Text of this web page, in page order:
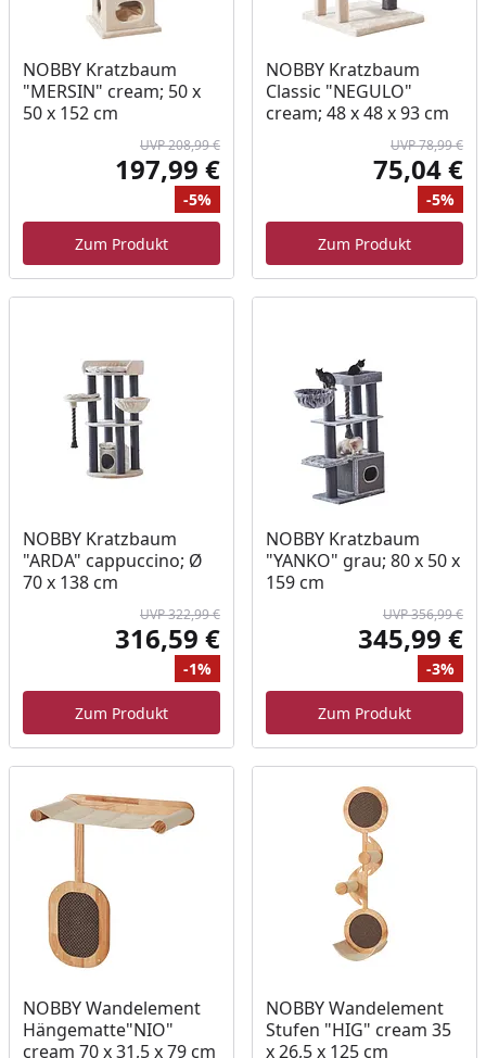
NOBBY Kratzbaum
"MERSIN" cream; 50 x
50 x 152 cm
Ursprünglicher Preis
UVP 208,99 €
Aktueller Preis
197,99 €
Rabatt
-5%
Zum Produkt
NOBBY Kratzbaum
Classic "NEGULO"
cream; 48 x 48 x 93 cm
UVP 78,99 €
75,04 €
-5%
Zum Produkt
NOBBY Kratzbaum
"ARDA" cappuccino; Ø
70 x 138 cm
Ursprünglicher Preis
UVP 322,99 €
Aktueller Preis
316,59 €
Rabatt
-1%
Zum Produkt
NOBBY Kratzbaum
"YANKO" grau; 80 x 50 x
159 cm
UVP 356,99 €
345,99 €
-3%
Zum Produkt
NOBBY Wandelement
Hängematte"NIO"
cream 70 x 31,5 x 79 cm
NOBBY Wandelement
Stufen "HIG" cream 35
x 26,5 x 125 cm